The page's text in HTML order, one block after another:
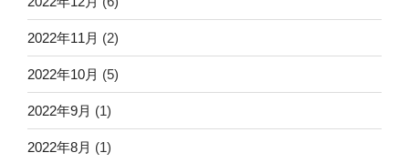
2022年11月 (2)
2022年10月 (5)
2022年9月 (1)
2022年8月 (1)